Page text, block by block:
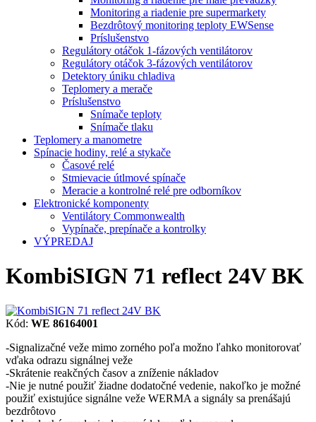
Monitoring a riadenie pre supermarkety
Bezdrôtový monitoring teploty EWSense
Príslušenstvo
Regulátory otáčok 1-fázových ventilátorov
Regulátory otáčok 3-fázových ventilátorov
Detektory úniku chladiva
Teplomery a merače
Príslušenstvo
Snímače teploty
Snímače tlaku
Teplomery a manometre
Spínacie hodiny, relé a stykače
Časové relé
Stmievacie útlmové spínače
Meracie a kontrolné relé pre odborníkov
Elektronické komponenty
Ventilátory Commonwealth
Vypínače, prepínače a kontrolky
VÝPREDAJ
KombiSIGN 71 reflect 24V BK
Kód: WE 86164001
-Signalizačné veže mimo zorného poľa možno ľahko monitorovať
vďaka odrazu signálnej veže
-Skrátenie reakčných časov a zníženie nákladov
-Nie je nutné použiť žiadne dodatočné vedenie, nakoľko je možné
použiť existujúce signálne veže WERMA a signály sa prenášajú
bezdrôtovo